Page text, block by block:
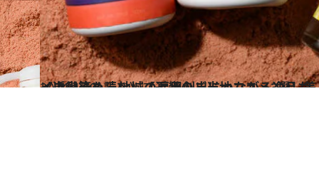
2024.4.19
《近畿篇を読む》【近畿のご当地コスメ3選】美しい色に染まるタデアイ白髪染め… 地域の雇用創出につながる逸品も
ビューティ＆ヘルス